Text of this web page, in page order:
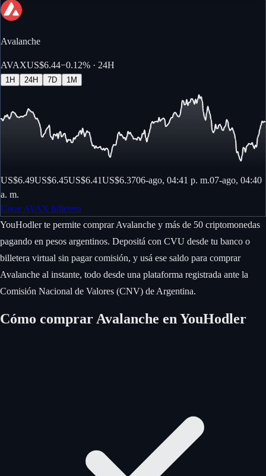
Avalanche
AVAXUS$6.44−0.12% · 24H
1H 24H 7D 1M
US$6.49US$6.45US$6.41US$6.3706-ago, 04:41 p. m.07-ago, 04:40
a. m.
Crear AVAX billetera
YouHodler te permite comprar Avalanche y más de 50 criptomonedas
pagando en pesos argentinos. Depositá con CVU desde tu banco o
billetera virtual sin pagar comisión, y usá ese saldo para comprar
Avalanche al instante, todo desde una plataforma registrada ante la
Comisión Nacional de Valores (CNV) de Argentina.
Cómo comprar Avalanche en YouHodler